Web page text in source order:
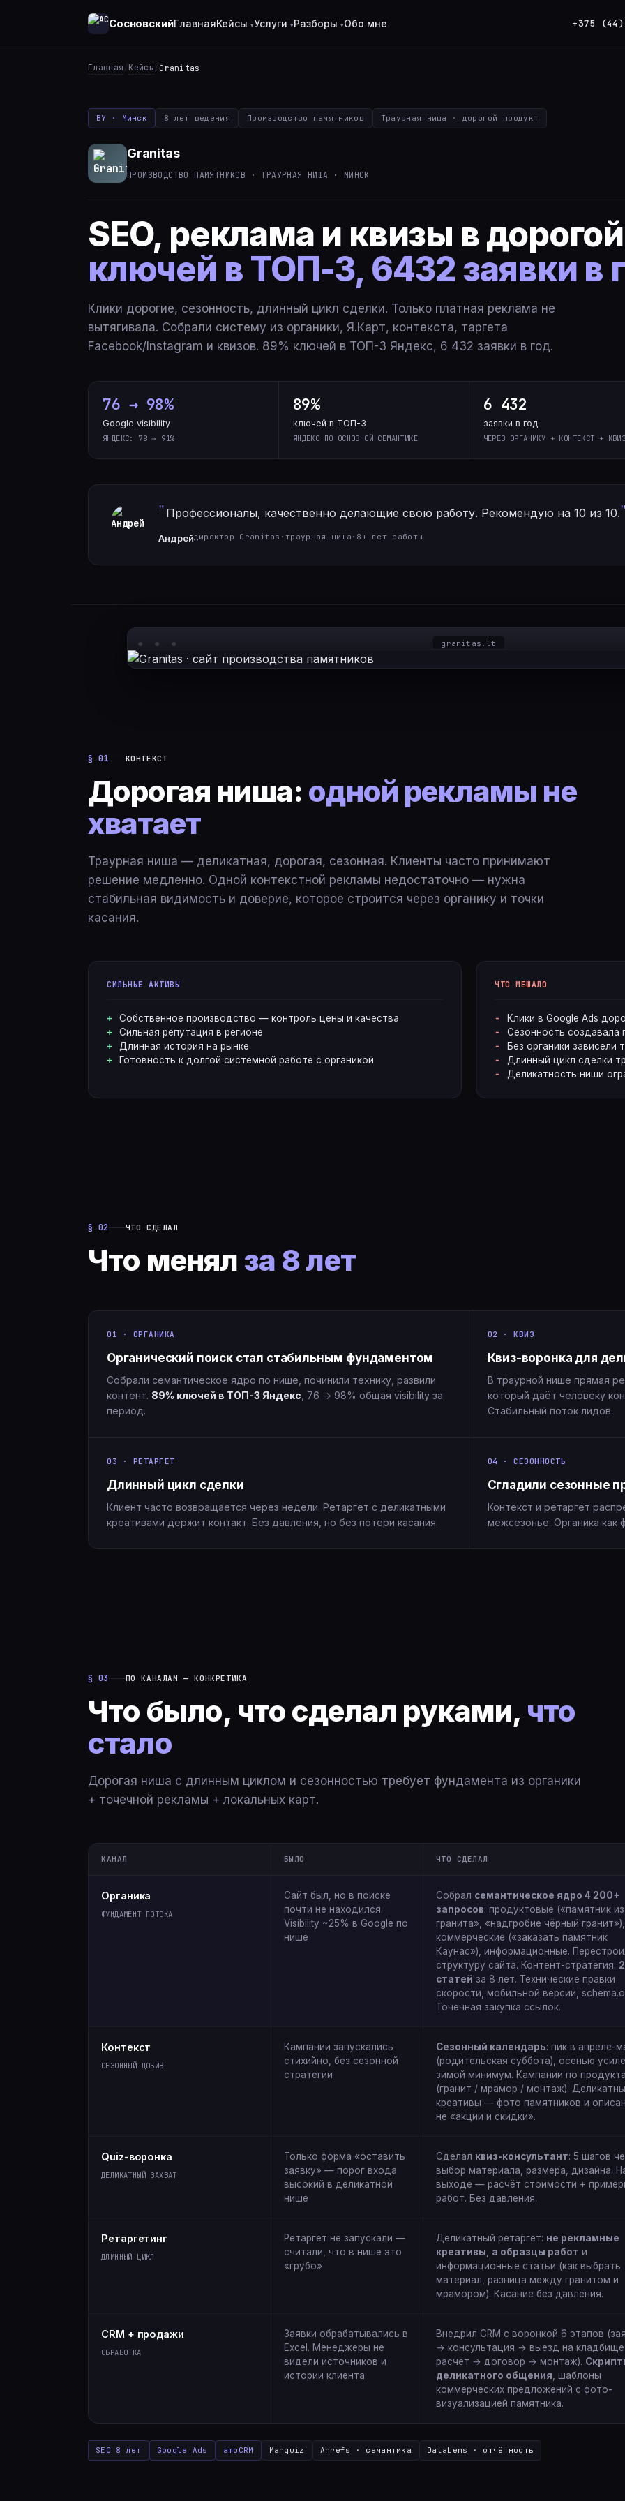
СосновскийГлавнаяКейсы Услуги Разборы Обо мне +375
Главная /Кейсы /Granitas
BY · Минск 8 лет ведения Производство памятников Траурная ниша · дорогой продукт
Granitas
ПРОИЗВОДСТВО ПАМЯТНИКОВ · ТРАУРНАЯ НИША · МИНСК
SEO, реклама и квизы в
ключей в ТОП-3, 6432 заявки в
Клики дорогие, сезонность, длинный цикл сделки. Только платная реклама не
вытягивала. Собрали систему из органики, Я.Карт, контекста, таргета
Facebook/Instagram и квизов. 89% ключей в ТОП-3 Яндекс, 6 432 заявки в год.
76 → 98%
Google visibility
ЯНДЕКС: 78 → 91%
89%
ключей в ТОП-3
ЯНДЕКС ПО ОСНОВНОЙ СЕМАНТИКЕ
6 432
заявки в год
ЧЕРЕЗ ОРГАНИКУ + КОНТЕКСТ + КВИЗ
Профессионалы, качественно делающие свою работу. Рекомендую на 10 из 10.
Андрейдиректор Granitas · траурная ниша · 8+ лет работы
granitas.lt
§ 01 КОНТЕКСТ
Дорогая ниша: одной рекламы не
хватает
Траурная ниша — деликатная, дорогая, сезонная. Клиенты часто принимают
решение медленно. Одной контекстной рекламы недостаточно — нужна
стабильная видимость и доверие, которое строится через органику и точки
касания.
СИЛЬНЫЕ АКТИВЫ
Собственное производство — контроль цены и качества
Сильная репутация в регионе
Длинная история на рынке
Готовность к долгой системной работе с органикой
ЧТО МЕШАЛО
Клики в Google Ads
Сезонность создавала
Без органики зависели
Длинный цикл сделки
Деликатность ниши
§ 02 ЧТО СДЕЛАЛ
Что менял за 8 лет
01 · ОРГАНИКА
Органический поиск стал стабильным фундаментом
Собрали семантическое ядро по нише, починили технику, развили
контент. 89% ключей в ТОП-3 Яндекс , 76 → 98% общая visibility за
период.
02 · КВИЗ
Квиз-воронка для
В траурной нише прямая
который даёт человеку
Стабильный поток лидов.
03 · РЕТАРГЕТ
Длинный цикл сделки
Клиент часто возвращается через недели. Ретаргет с деликатными
креативами держит контакт. Без давления, но без потери касания.
04 · СЕЗОННОСТЬ
Сгладили сезонные
Контекст и ретаргет
межсезонье. Органика как
§ 03 ПО КАНАЛАМ — КОНКРЕТИКА
Что было, что сделал руками, что
стало
Дорогая ниша с длинным циклом и сезонностью требует фундамента из органики
+ точечной рекламы + локальных карт.
КАНАЛ БЫЛО ЧТО СДЕЛАЛ
Органика
ФУНДАМЕНТ ПОТОКА
Сайт был, но в поиске
почти не находился.
Visibility ~25% в Google по
нише
Собрал семантическое ядро 4 200+
запросов: продуктовые («памятник из
гранита», «надгробие чёрный гранит»),
коммерческие («заказать памятник
Каунас»), информационные.
структуру сайта. Контент-стратегия:
статей за 8 лет. Технические правки
скорости, мобильной версии,
Точечная закупка ссылок.
Контекст
СЕЗОННЫЙ ДОБИВ
Кампании запускались
стихийно, без сезонной
стратегии
Сезонный календарь: пик в апреле-
(родительская суббота), осенью
зимой минимум. Кампании по
(гранит / мрамор / монтаж).
креативы — фото памятников и
не «акции и скидки».
Quiz-воронка
ДЕЛИКАТНЫЙ ЗАХВАТ
Только форма «оставить
заявку» — порог входа
высокий в деликатной
нише
Сделал квиз-консультант: 5 шагов
выбор материала, размера, дизайна.
выходе — расчёт стоимости +
работ. Без давления.
Ретаргетинг
ДЛИННЫЙ ЦИКЛ
Ретаргет не запускали —
считали, что в нише это
«грубо»
Деликатный ретаргет: не рекламные
креативы, а образцы работ и
информационные статьи (как выбрать
материал, разница между гранитом и
мрамором). Касание без давления.
CRM + продажи
ОБРАБОТКА
Заявки обрабатывались в
Excel. Менеджеры не
видели источников и
истории клиента
Внедрил CRM с воронкой 6 этапов
→ консультация → выезд на
расчёт → договор → монтаж).
деликатного общения , шаблоны
коммерческих предложений с фото-
визуализацией памятника.
SEO 8 лет Google Ads amoCRM Marquiz Ahrefs · семантика DataLens · отчётность